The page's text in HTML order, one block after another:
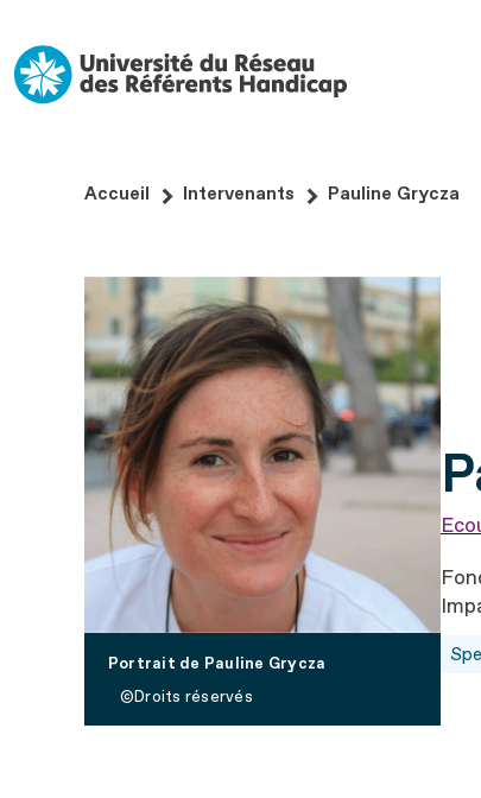
au
contenu
Accueil Intervenants Pauline Grycza
Portrait de Pauline Grycza
Droits réservés